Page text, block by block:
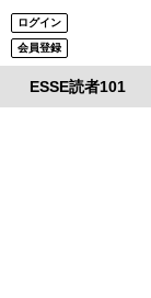
ログイン
会員登録
ESSE読者101